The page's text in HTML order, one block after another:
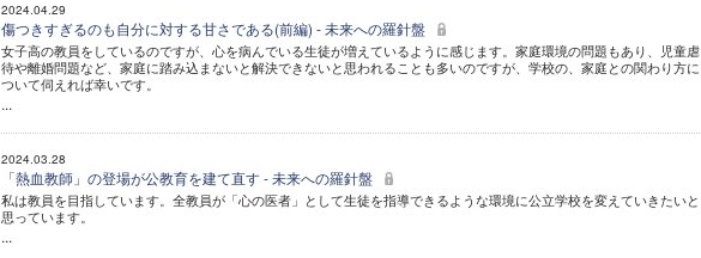
2024.04.29
傷つきすぎるのも自分に対する甘さである(前編) - 未来への羅針盤
女子高の教員をしているのですが、心を病んでいる生徒が増えているように感じます。家庭環境の問題もあり、児童虐
待や離婚問題など、家庭に踏み込まないと解決できないと思われることも多いのですが、学校の、家庭との関わり方に
ついて伺えれば幸いです。
...
2024.03.28
「熱血教師」の登場が公教育を建て直す - 未来への羅針盤
私は教員を目指しています。全教員が「心の医者」として生徒を指導できるような環境に公立学校を変えていきたいと
思っています。
...